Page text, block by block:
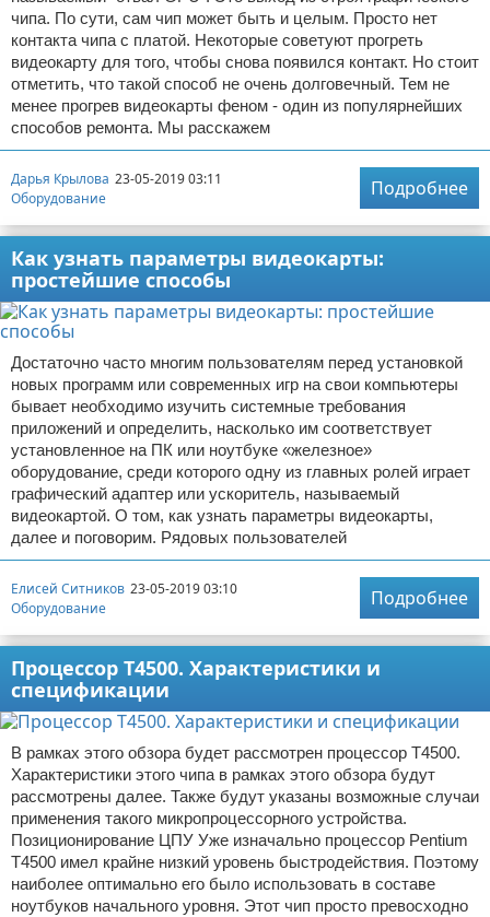
чипа. По сути, сам чип может быть и целым. Просто нет
контакта чипа с платой. Некоторые советуют прогреть
видеокарту для того, чтобы снова появился контакт. Но стоит
отметить, что такой способ не очень долговечный. Тем не
менее прогрев видеокарты феном - один из популярнейших
способов ремонта. Мы расскажем
Дарья Крылова 23-05-2019 03:11
Оборудование
Подробнее
Как узнать параметры видеокарты:
простейшие способы
Достаточно часто многим пользователям перед установкой
новых программ или современных игр на свои компьютеры
бывает необходимо изучить системные требования
приложений и определить, насколько им соответствует
установленное на ПК или ноутбуке «железное»
оборудование, среди которого одну из главных ролей играет
графический адаптер или ускоритель, называемый
видеокартой. О том, как узнать параметры видеокарты,
далее и поговорим. Рядовых пользователей
Елисей Ситников 23-05-2019 03:10
Оборудование
Подробнее
Процессор T4500. Характеристики и
спецификации
В рамках этого обзора будет рассмотрен процессор T4500.
Характеристики этого чипа в рамках этого обзора будут
рассмотрены далее. Также будут указаны возможные случаи
применения такого микропроцессорного устройства.
Позиционирование ЦПУ Уже изначально процессор Pentium
T4500 имел крайне низкий уровень быстродействия. Поэтому
наиболее оптимально его было использовать в составе
ноутбуков начального уровня. Этот чип просто превосходно